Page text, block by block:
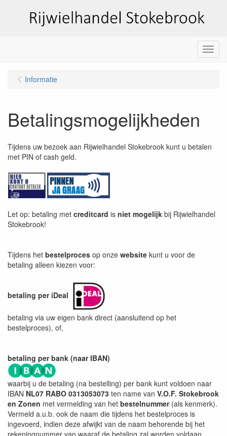
Menu
Informatie
Betalingsmogelijkheden
Tijdens uw bezoek aan Rijwielhandel Stokebrook kunt u betalen
met PIN of cash geld.
Let op: betaling met creditcard is niet mogelijk bij Rijwielhandel
Stokebrook!
Tijdens het bestelproces op onze website kunt u voor de
betaling alleen kiezen voor:
betaling per iDeal
betaling via uw eigen bank direct (aansluitend op het
bestelproces), of,
betaling per bank (naar IBAN)
waarbij u de betaling (na bestelling) per bank kunt voldoen naar
IBAN NL07 RABO 0313053073 ten name van V.O.F. Stokebrook
en Zonen met vermelding van het bestelnummer(als kenmerk).
Vermeld a.u.b. ook de naam die tijdens het bestelproces is
ingevoerd, indien deze afwijkt van de naam behorende bij het